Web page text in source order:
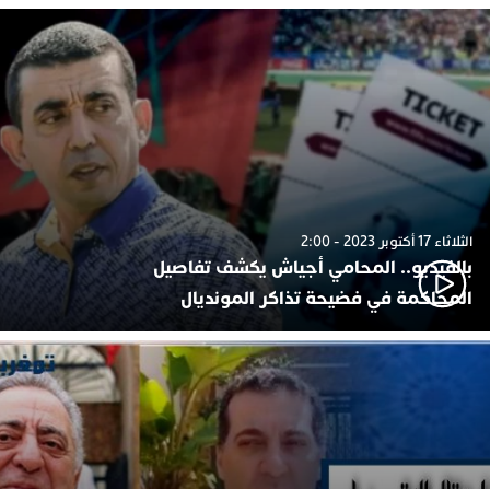
الثلاثاء 17 أكتوبر 2023 - 2:00
بالفيديو.. المحامي أجياش يكشف تفاصيل
المحاكمة في فضيحة تذاكر المونديال